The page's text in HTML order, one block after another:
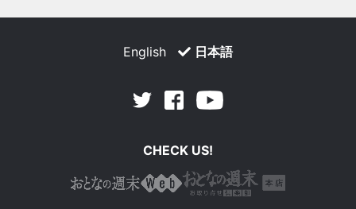
English 日本語
Twitter Facebook
CHECK US!